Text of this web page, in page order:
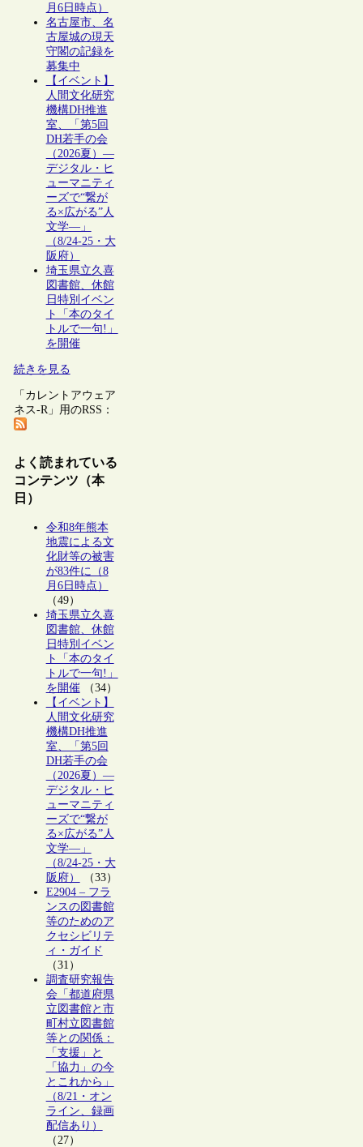
月6日時点）
名古屋市、名
古屋城の現天
守閣の記録を
募集中
【イベント】
人間文化研究
機構DH推進
室、「第5回
DH若手の会
（2026夏）―
デジタル・ヒ
ューマニティ
ーズで“繋が
る×広がる”人
文学―」
（8/24-25・大
阪府）
埼玉県立久喜
図書館、休館
日特別イベン
ト「本のタイ
トルで一句!」
を開催
続きを見る
「カレントアウェア
ネス-R」用のRSS：
よく読まれている
コンテンツ（本
日）
令和8年熊本
地震による文
化財等の被害
が83件に（8
月6日時点）
（49）
埼玉県立久喜
図書館、休館
日特別イベン
ト「本のタイ
トルで一句!」
を開催（34）
【イベント】
人間文化研究
機構DH推進
室、「第5回
DH若手の会
（2026夏）―
デジタル・ヒ
ューマニティ
ーズで“繋が
る×広がる”人
文学―」
（8/24-25・大
阪府）
（33）
E2904 – フラ
ンスの図書館
等のためのア
クセシビリテ
ィ・ガイド
（31）
調査研究報告
会「都道府県
立図書館と市
町村立図書館
等との関係：
「支援」と
「協力」の今
とこれから」
（8/21・オン
ライン、録画
配信あり）
（27）